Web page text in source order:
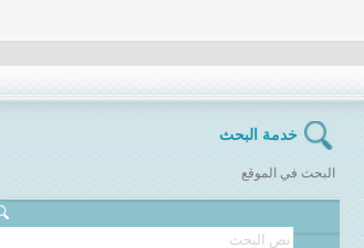
خدمة البحث
البحث في الموقع